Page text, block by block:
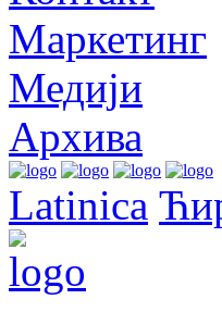
Маркетинг
Медији
Архива
Latinica